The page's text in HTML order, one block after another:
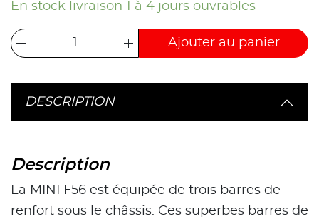
En stock livraison 1 à 4 jours ouvrables
Ajouter au panier
DESCRIPTION
Description
La MINI F56 est équipée de trois barres de
renfort sous le châssis. Ces superbes barres de